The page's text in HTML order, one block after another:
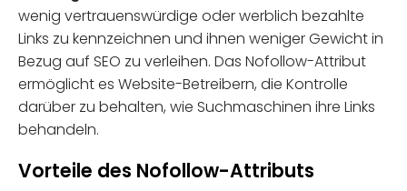
wenig vertrauenswürdige oder werblich bezahlte
Links zu kennzeichnen und ihnen weniger Gewicht in
Bezug auf SEO zu verleihen. Das Nofollow-Attribut
ermöglicht es Website-Betreibern, die Kontrolle
darüber zu behalten, wie Suchmaschinen ihre Links
behandeln.
Vorteile des Nofollow-Attributs